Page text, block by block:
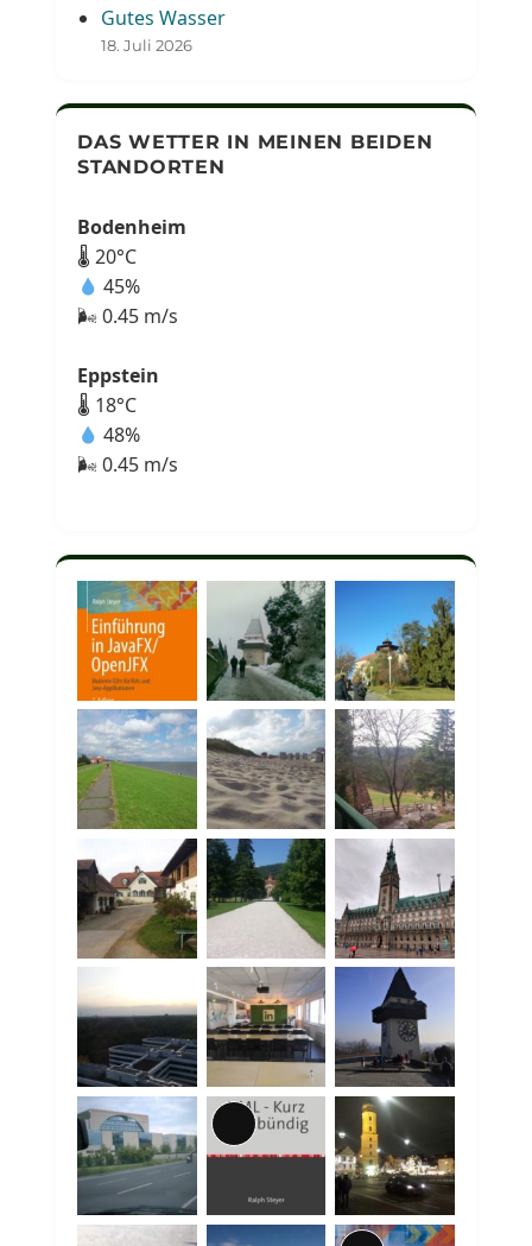
Gutes Wasser
18. Juli 2026
DAS WETTER IN MEINEN BEIDEN
STANDORTEN
Bodenheim
🌡 20°C
45%
🌬 0.45 m/s
Eppstein
🌡 18°C
48%
🌬 0.45 m/s
Lange
Beschreibung